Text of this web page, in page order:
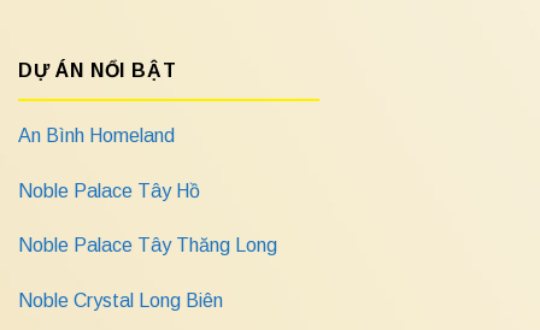
DỰ ÁN NỔI BẬT
An Bình Homeland
Noble Palace Tây Hồ
Noble Palace Tây Thăng Long
Noble Crystal Long Biên